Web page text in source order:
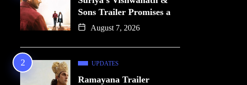
Sons Trailer Promises a
August 7, 2026
UPDATES
Ramayana Trailer